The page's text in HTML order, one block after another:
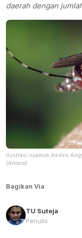
daerah dengan
Ilustrasi nyamuk Aedes
(Antara)
Bagikan Via
TU Suteja
Penulis